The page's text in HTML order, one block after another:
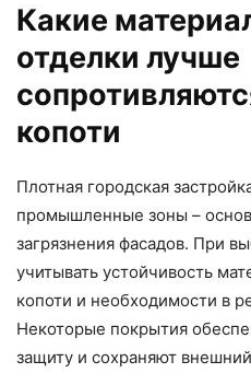
Какие
отделки лучше
копоти
Плотная городская
промышленные зоны –
загрязнения фасадов. При
учитывать устойчивость
копоти и необходимости в
Некоторые покрытия
защиту и сохраняют